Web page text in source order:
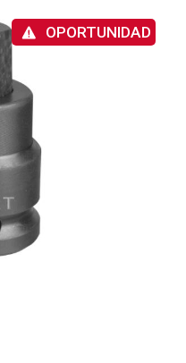
OPORTUNIDAD